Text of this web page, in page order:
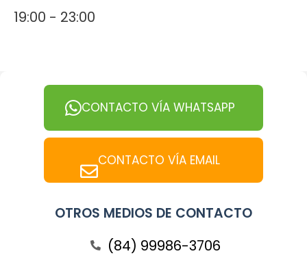
19:00 - 23:00
CONTACTO VÍA WHATSAPP
CONTACTO VÍA EMAIL
OTROS MEDIOS DE CONTACTO
(84) 99986-3706